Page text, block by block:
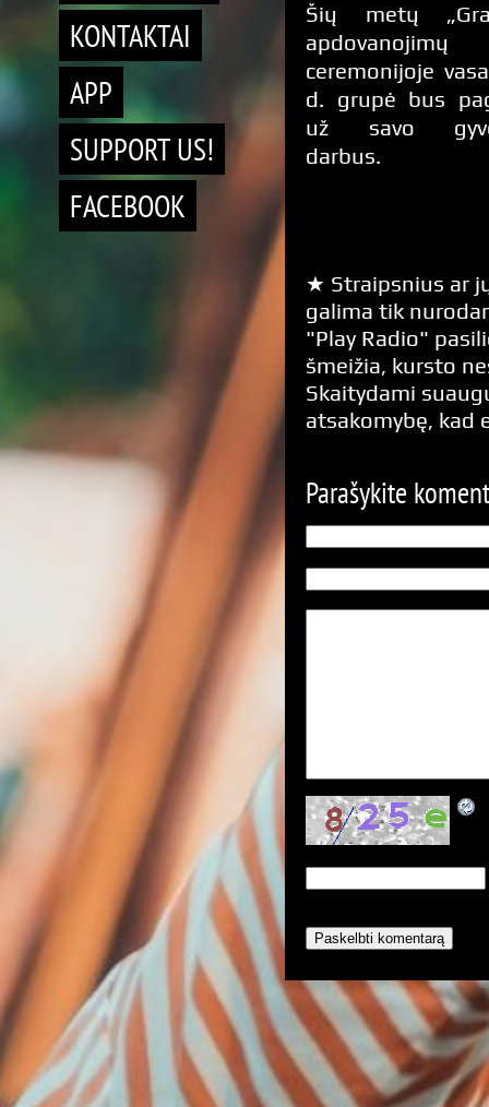
KONTAKTAI
APP
SUPPORT US!
FACEBOOK
Šių metų
apdovanojimų
ceremonijoje
d. grupė bus
už savo
darbus.
★ Straipsnius ar
galima tik
"Play Radio"
šmeižia, kursto
Skaitydami
atsakomybę, kad
Parašykite